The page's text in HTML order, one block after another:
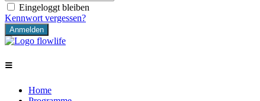
Eingeloggt bleiben
Kennwort vergessen?
≡
Home